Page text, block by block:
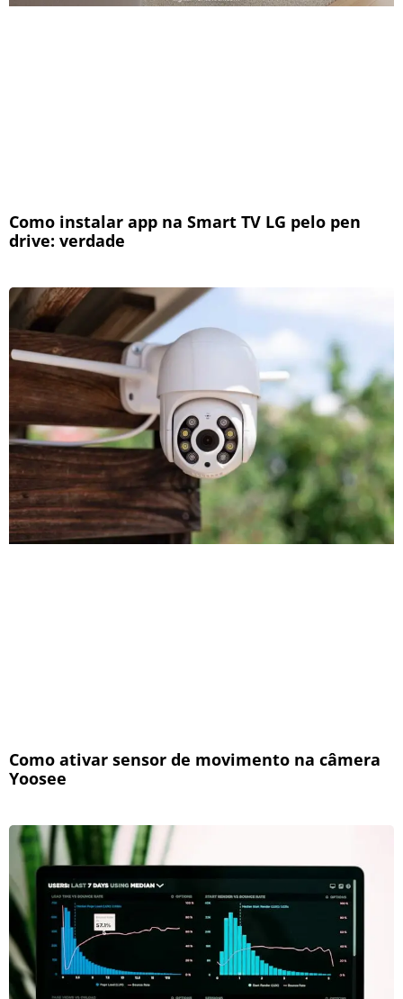
Como instalar app na Smart TV LG pelo pen
drive: verdade
Como ativar sensor de movimento na câmera
Yoosee